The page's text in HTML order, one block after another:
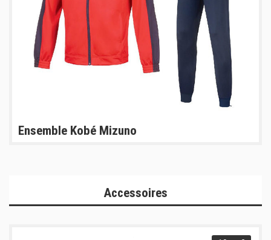
Ensemble Kobé Mizuno
Accessoires